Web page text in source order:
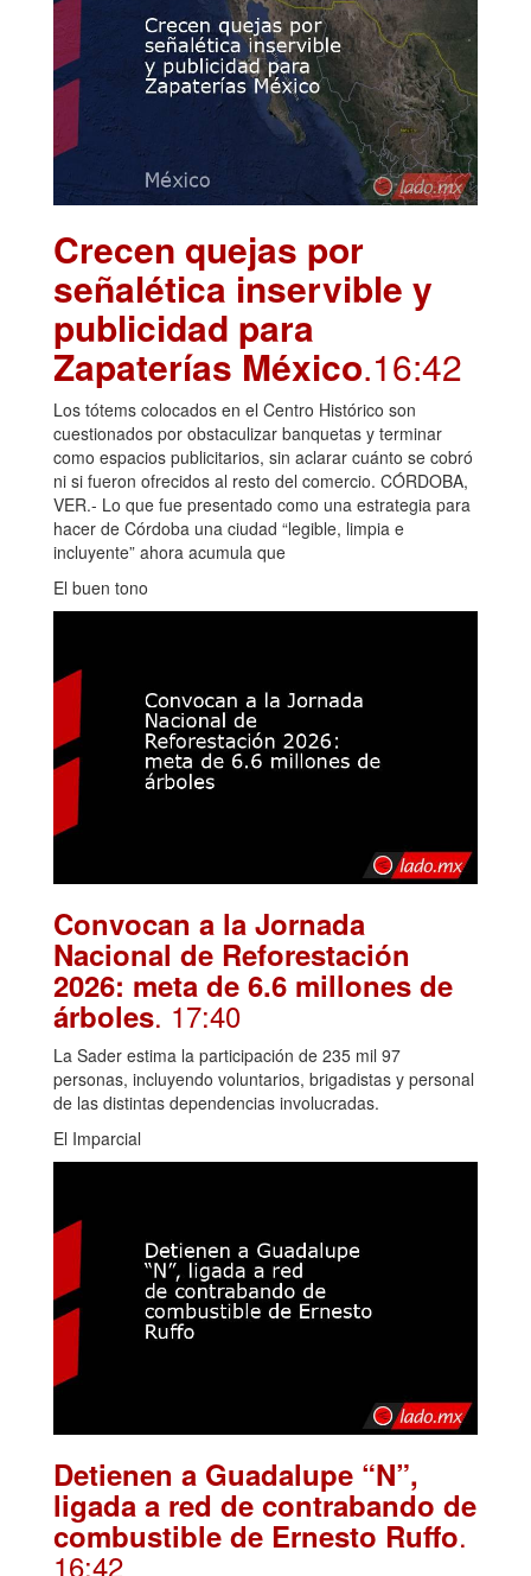
Crecen quejas por
señalética inservible y
publicidad para
Zapaterías México.16:42
Los tótems colocados en el Centro Histórico son
cuestionados por obstaculizar banquetas y terminar
como espacios publicitarios, sin aclarar cuánto se cobró
ni si fueron ofrecidos al resto del comercio. CÓRDOBA,
VER.- Lo que fue presentado como una estrategia para
hacer de Córdoba una ciudad “legible, limpia e
incluyente” ahora acumula que
El buen tono
Convocan a la Jornada
Nacional de Reforestación
2026: meta de 6.6 millones de
árboles. 17:40
La Sader estima la participación de 235 mil 97
personas, incluyendo voluntarios, brigadistas y personal
de las distintas dependencias involucradas.
El Imparcial
Detienen a Guadalupe “N”,
ligada a red de contrabando de
combustible de Ernesto Ruffo.
16:42